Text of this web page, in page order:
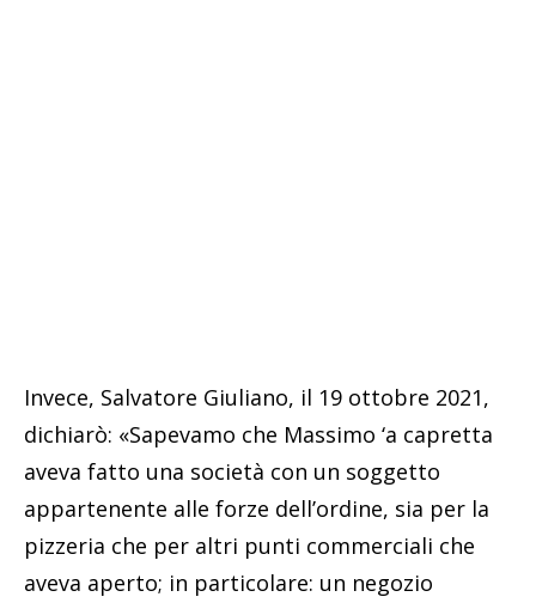
Invece, Salvatore Giuliano, il 19 ottobre 2021,
dichiarò: «Sapevamo che Massimo ‘a capretta
aveva fatto una società con un soggetto
appartenente alle forze dell’ordine, sia per la
pizzeria che per altri punti commerciali che
aveva aperto; in particolare: un negozio